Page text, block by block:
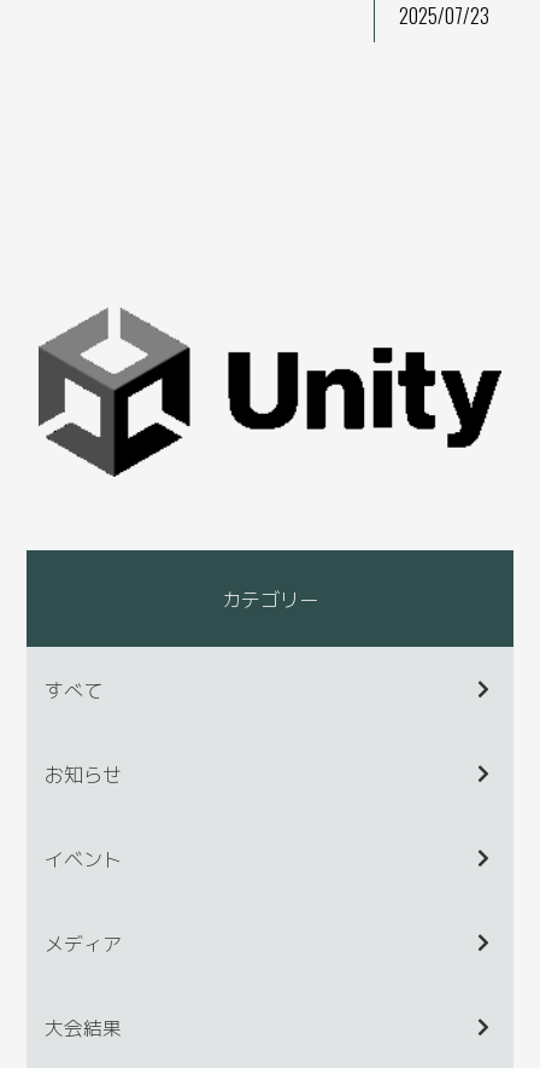
2025/07/23
カテゴリー
すべて
お知らせ
イベント
メディア
大会結果